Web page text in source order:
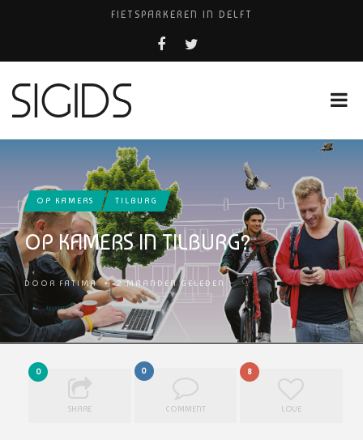
FIETSPARKEREN IN DELFT
PIZZERIA POMPEÏ ￼
COCKTAILS ON THE SPOT!
OP KAMERS TILBURG
OP KAMERS IN TILBURG?
DOOR FATIMA •2 MAANDEN GELEDEN
0
SHARE
0
COMMENT
8
LOVE